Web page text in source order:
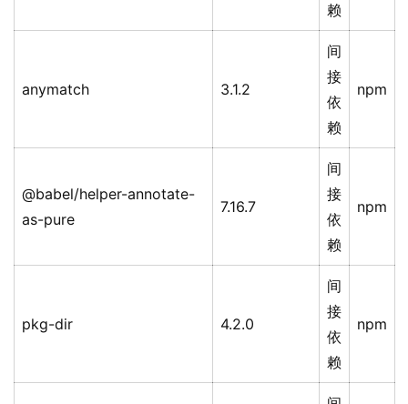
赖
anymatch 3.1.2
间
接
依
赖
npm
@babel/helper-annotate-
as-pure
7.16.7
间
接
依
赖
npm
pkg-dir 4.2.0
间
接
依
赖
npm